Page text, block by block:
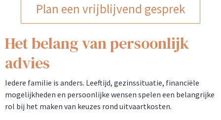
Plan een vrijblijvend gesprek
Het belang van persoonlijk
advies
Iedere familie is anders. Leeftijd, gezinssituatie, financiële
mogelijkheden en persoonlijke wensen spelen een belangrijke
rol bij het maken van keuzes rond uitvaartkosten.